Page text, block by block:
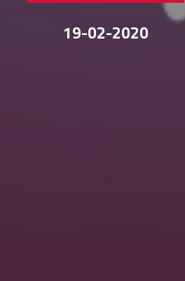
19-02-2020